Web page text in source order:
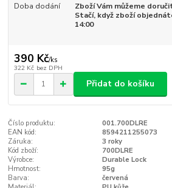
Doba dodání
Zboží Vám můžeme
Stačí, když zboží
14:00
390 Kč/ks
322 Kč bez DPH
Přidat do košíku
Číslo produktu:
001.700DLRE
EAN kód:
8594211255073
Záruka:
3 roky
Kód zboží:
700DLRE
Výrobce:
Durable Lock
Hmotnost:
95g
Barva:
červená